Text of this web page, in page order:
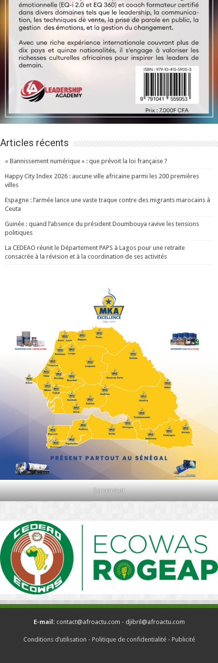
Articles récents
« Bannissement numérique » : que prévoit la loi française ?
Happy City Index 2026 : aucune ville africaine parmi les 200 premières
villes
Espagne : l’armée lance une vaste traque contre des migrants marocains à
Ceuta
Guinée : quand l’absence du président Doumbouya ravive les tensions
politiques
La CEDEAO réunit le Département PAPS à Lagos pour une retraite
consacrée à la révision et à la coordination de ses activités
Screenshot
E-mail: contact@afroactu.com - djibril@afroactu.com
Conditions d’utilisation - Politique de confidentialité- Publicité